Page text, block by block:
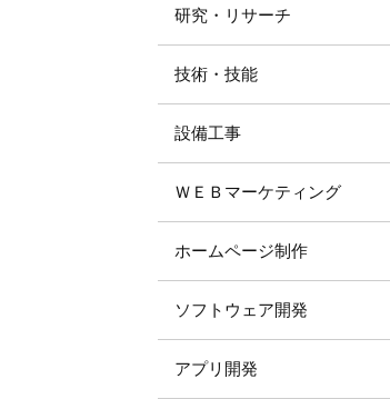
研究・リサーチ
技術・技能
設備工事
ＷＥＢマーケティング
ホームページ制作
ソフトウェア開発
アプリ開発